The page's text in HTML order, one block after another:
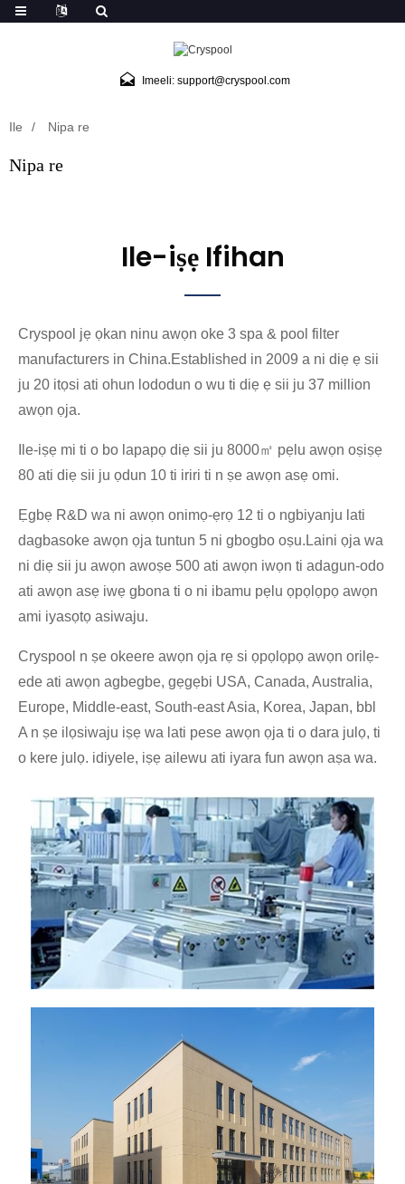
Imeeli: support@cryspool.com
Ile Nipa re
Nipa re
Ile-iṣẹ Ifihan
Cryspool jẹ ọkan ninu awọn oke 3 spa & pool filter
manufacturers in China.Established in 2009 a ni diẹ ẹ sii
ju 20 itọsi ati ohun lododun o wu ti diẹ ẹ sii ju 37 million
awọn ọja.
Ile-iṣẹ mi ti o bo lapapọ diẹ sii ju 8000㎡ pẹlu awọn oṣiṣẹ
80 ati diẹ sii ju ọdun 10 ti iriri ti n ṣe awọn asẹ omi.
Ẹgbẹ R&D wa ni awọn onimọ-ẹrọ 12 ti o ngbiyanju lati
dagbasoke awọn ọja tuntun 5 ni gbogbo oṣu.Laini ọja wa
ni diẹ sii ju awọn awoṣe 500 ati awọn iwọn ti adagun-odo
ati awọn asẹ iwẹ gbona ti o ni ibamu pẹlu ọpọlọpọ awọn
ami iyasọtọ asiwaju.
Cryspool n ṣe okeere awọn ọja rẹ si ọpọlọpọ awọn orilẹ-
ede ati awọn agbegbe, gẹgẹbi USA, Canada, Australia,
Europe, Middle-east, South-east Asia, Korea, Japan, bbl
A n ṣe ilọsiwaju iṣẹ wa lati pese awọn ọja ti o dara julọ, ti
o kere julọ. idiyele, iṣẹ ailewu ati iyara fun awọn aṣa wa.